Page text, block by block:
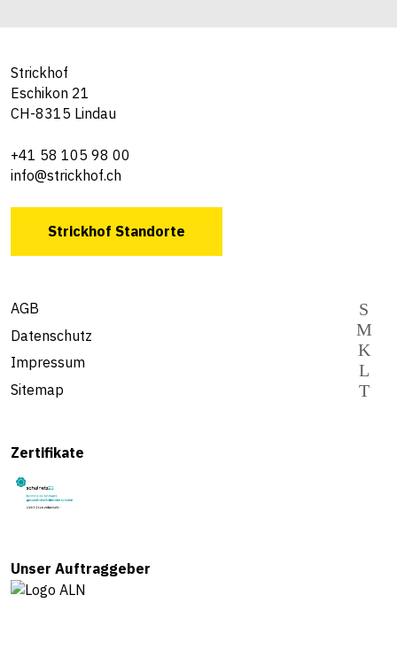
Strickhof
Eschikon 21
CH-8315 Lindau
+41 58 105 98 00
info@strickhof.ch
Strickhof Standorte
AGB
Datenschutz
Impressum
Sitemap
Zertifikate
Unser Auftraggeber